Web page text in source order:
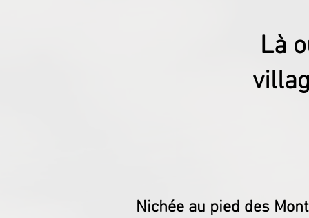
Là
Nichée au pied des